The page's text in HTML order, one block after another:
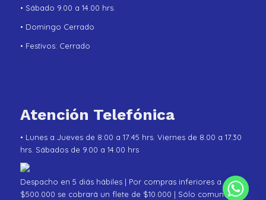
• Sábado 9.00 a 14.00 hrs.
• Domingo Cerrado
• Festivos: Cerrado
Atención Telefónica
• Lunes a Jueves de 8:00 a 17:45 hrs. Viernes de 8.00 a 17.30
hrs. Sábados de 9.00 a 14.00 hrs
Despacho en 5 diás hábiles | Por compras inferiores a
$500.000 se cobrará un flete de $10.000 | Sólo comunas de